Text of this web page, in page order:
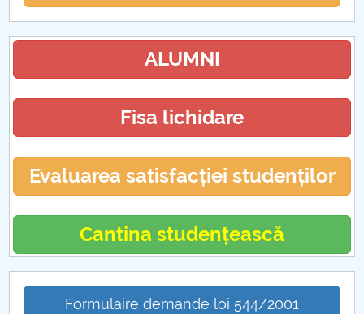
ALUMNI
Fisa lichidare
Evaluarea satisfacției studenților
Cantina studențească
Formulaire demande loi 544/2001